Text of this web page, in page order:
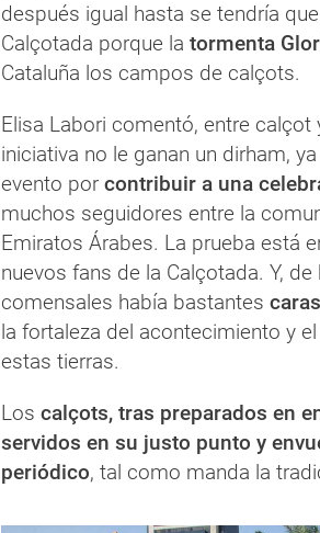
después igual hasta se tendría
Calçotada porque la tormenta
Cataluña los campos de calçots.
Elisa Labori comentó, entre calçot
iniciativa no le ganan un dirham,
evento por contribuir a una
muchos seguidores entre la
Emiratos Árabes. La prueba está
nuevos fans de la Calçotada. Y,
comensales había bastantes
la fortaleza del acontecimiento y
estas tierras.
Los calçots, tras preparados en
servidos en su justo punto y
periódico, tal como manda la